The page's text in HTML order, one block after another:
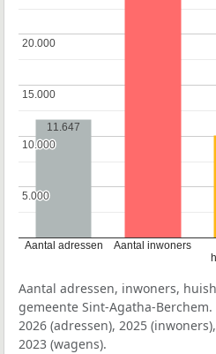
Aantal adressen Aantal inwoners
5.000
5.000
10.000
10.000
15.000
15.000
20.000
20.000
11.647
Aantal adressen, inwoners,
gemeente Sint-Agatha-
2026 (adressen), 2025
2023 (wagens).